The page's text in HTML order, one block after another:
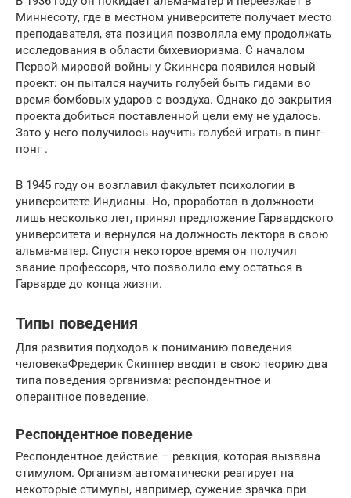
Миннесоту, где в местном университете получает место
преподавателя, эта позиция позволяла ему продолжать
исследования в области бихевиоризма. С началом
Первой мировой войны у Скиннера появился новый
проект: он пытался научить голубей быть гидами во
время бомбовых ударов с воздуха. Однако до закрытия
проекта добиться поставленной цели ему не удалось.
Зато у него получилось научить голубей играть в пинг-
понг .
В 1945 году он возглавил факультет психологии в
университете Индианы. Но, проработав в должности
лишь несколько лет, принял предложение Гарвардского
университета и вернулся на должность лектора в свою
альма-матер. Спустя некоторое время он получил
звание профессора, что позволило ему остаться в
Гарварде до конца жизни.
Типы поведения
Для развития подходов к пониманию поведения
человекаФредерик Скиннер вводит в свою теорию два
типа поведения организма: респондентное и
оперантное поведение.
Респондентное поведение
Респондентное действие – реакция, которая вызвана
стимулом. Организм автоматически реагирует на
некоторые стимулы, например, сужение зрачка при